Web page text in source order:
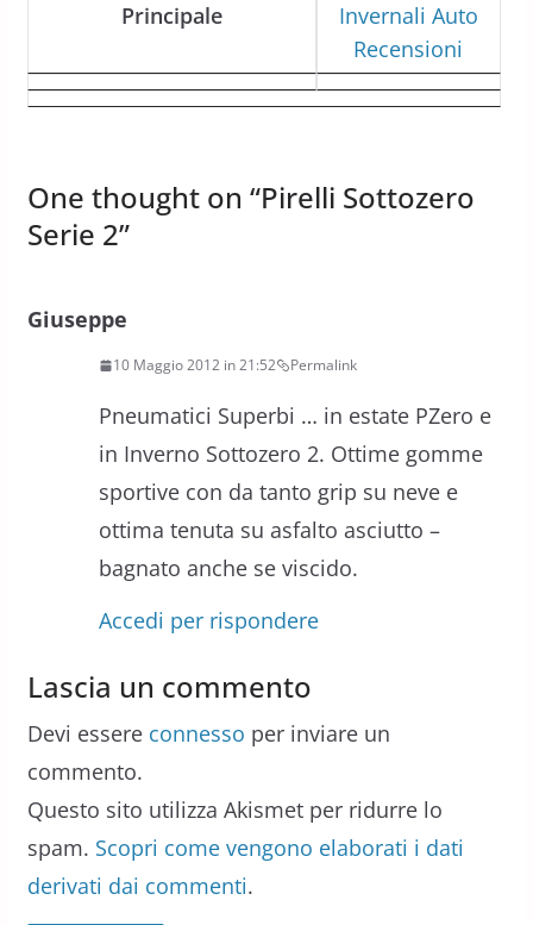
Principale
Invernali Auto
Recensioni
One thought on “Pirelli Sottozero
Serie 2”
Giuseppe
10 Maggio 2012 in 21:52 Permalink
Pneumatici Superbi … in estate PZero e
in Inverno Sottozero 2. Ottime gomme
sportive con da tanto grip su neve e
ottima tenuta su asfalto asciutto –
bagnato anche se viscido.
Accedi per rispondere
Lascia un commento
Devi essere connesso per inviare un
commento.
Questo sito utilizza Akismet per ridurre lo
spam. Scopri come vengono elaborati i dati
derivati dai commenti.